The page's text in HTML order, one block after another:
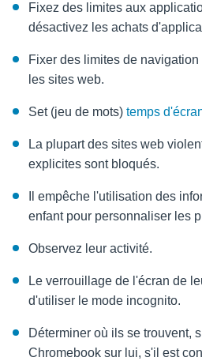
Fixez des limites aux
désactivez les achats
Fixer des limites de
les sites web.
Set (jeu de mots) temps
La plupart des sites web
explicites sont bloqués.
Il empêche l'utilisation des
enfant pour personnaliser les
Observez leur activité.
Le verrouillage de l'écran de
d'utiliser le mode incognito.
Déterminer où ils se trouvent,
Chromebook sur lui, s'il est